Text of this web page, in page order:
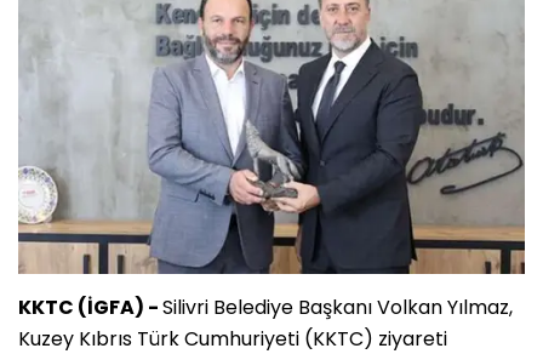
KKTC (İGFA) -Silivri Belediye Başkanı Volkan Yılmaz,
Kuzey Kıbrıs Türk Cumhuriyeti (KKTC) ziyareti